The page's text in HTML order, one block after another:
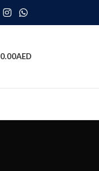
0.00AED